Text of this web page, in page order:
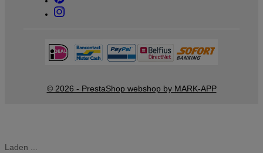
© 2026 - PrestaShop webshop by MARK-APP
Laden ...